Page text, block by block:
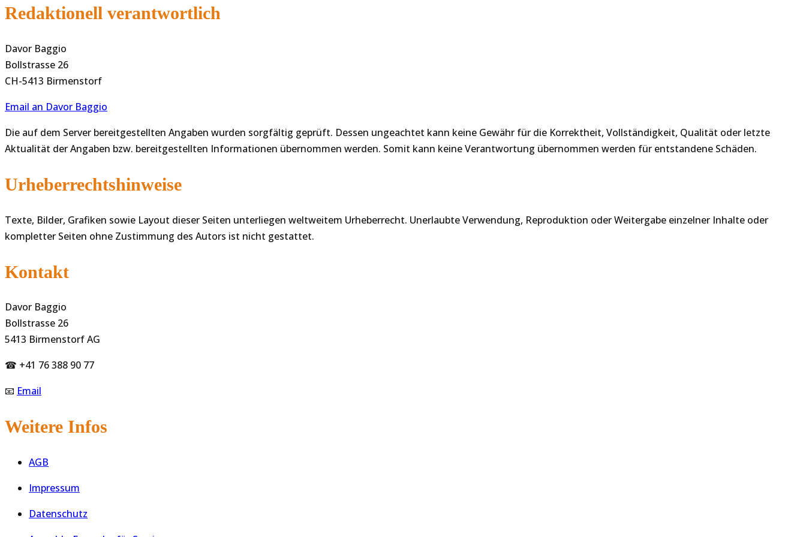
Redaktionell verantwortlich
Davor Baggio
Bollstrasse 26
CH-5413 Birmenstorf
Email an Davor Baggio
Die auf dem Server bereitgestellten Angaben wurden sorgfältig geprüft. Dessen ungeachtet kann keine Gewähr für die Korrektheit, Vollständigkeit, Qualität oder letzte
Aktualität der Angaben bzw. bereitgestellten Informationen übernommen werden. Somit kann keine Verantwortung übernommen werden für entstandene Schäden.
Urheberrechtshinweise
Texte, Bilder, Grafiken sowie Layout dieser Seiten unterliegen weltweitem Urheberrecht. Unerlaubte Verwendung, Reproduktion oder Weitergabe einzelner Inhalte oder
kompletter Seiten ohne Zustimmung des Autors ist nicht gestattet.
Kontakt
Davor Baggio
Bollstrasse 26
5413 Birmenstorf AG
☎ +41 76 388 90 77
📧 Email
Weitere Infos
AGB
Impressum
Datenschutz